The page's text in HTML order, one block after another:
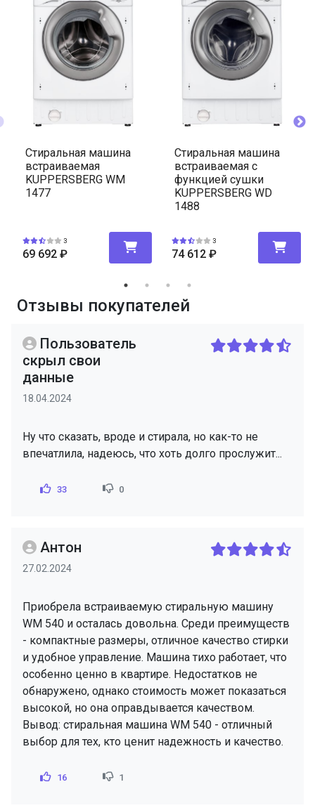
Стиральная машина
встраиваемая
KUPPERSBERG WM
1477
3
69 692 ₽
Стиральная машина
встраиваемая с
функцией сушки
KUPPERSBERG WD
1488
3
74 612 ₽
Отзывы покупателей
Пользователь
скрыл свои
данные
18.04.2024
Ну что сказать, вроде и стирала, но как-то не
впечатлила, надеюсь, что хоть долго прослужит...
33 0
Антон
27.02.2024
Приобрела встраиваемую стиральную машину
WM 540 и осталась довольна. Среди преимуществ
- компактные размеры, отличное качество стирки
и удобное управление. Машина тихо работает, что
особенно ценно в квартире. Недостатков не
обнаружено, однако стоимость может показаться
высокой, но она оправдывается качеством.
Вывод: стиральная машина WM 540 - отличный
выбор для тех, кто ценит надежность и качество.
16 1